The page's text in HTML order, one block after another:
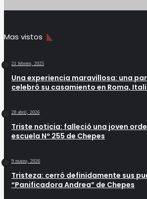
Mas vistos
21 febrero, 2025
Una experiencia maravillosa: una
celebró su casamiento en Roma,
28 abril, 2026
Triste noticia: falleció una joven
escuela Nº 255 de Chepes
9 marzo, 2026
Tristeza: cerró definidamente sus
“Panificadora Andrea” de Chepes